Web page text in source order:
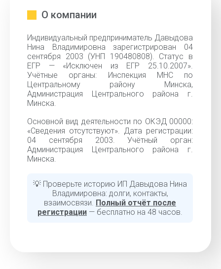
О компании
Индивидуальный предприниматель Давыдова
Нина Владимировна зарегистрирован 04
сентября 2003 (УНП 190480808). Статус в
ЕГР — «Исключен из ЕГР 25.10.2007».
Учётные органы: Инспекция МНС по
Центральному району Минска,
Администрация Центрального района г.
Минска.
Основной вид деятельности по ОКЭД 00000:
«Cведения отсутствуют». Дата регистрации:
04 сентября 2003. Учётный орган:
Администрация Центрального района г.
Минска.
💡 Проверьте историю ИП Давыдова Нина
Владимировна: долги, контакты,
взаимосвязи. Полный отчёт после
регистрации — бесплатно на 48 часов.